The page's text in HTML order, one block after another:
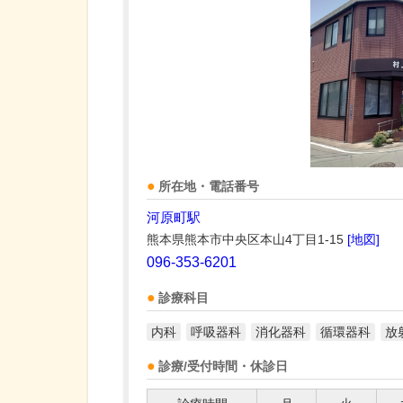
所在地・電話番号
河原町駅
熊本県熊本市中央区本山4丁目1-15 [地図]
096-353-6201
診療科目
内科 呼吸器科 消化器科 循環器科 放
診療/受付時間・休診日